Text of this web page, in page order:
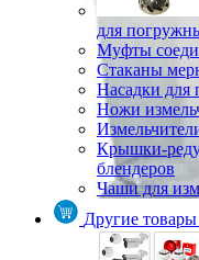
для
Муфты
Стаканы
Насадки для
Ножи
Крышки-
блендеров
Чаши для
Другие товары